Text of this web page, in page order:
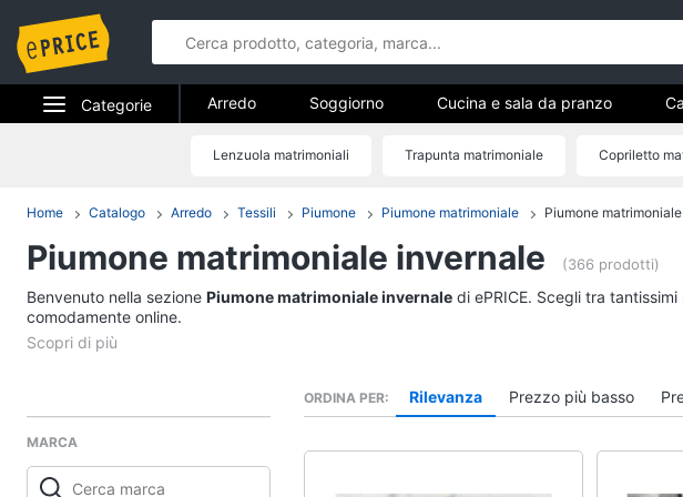
Categorie
Telefonia
Tv e Home Cinema
Smart home
Arredo
Soggiorno
Divani
Vedi tutti
Cucina e
Vedi tutti
Arredo Soggiorno Cucina e sala da pranzo
Lenzuola matrimoniali Trapunta matrimoniale Copriletto
Home Catalogo Arredo Tessili Piumone Piumone matrimoniale Piumone
Piumone matrimoniale invernale (366 prodotti)
Benvenuto nella sezione Piumone matrimoniale invernale di ePRICE. Scegli tra
comodamente online.
MARCA
ORDINA PER Rilevanza Prezzo più basso